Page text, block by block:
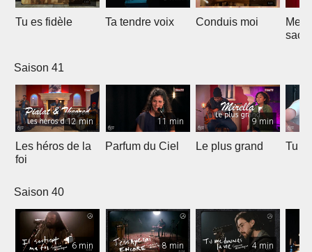
Tu es fidèle Ta tendre voix Conduis moi
Saison 41
12 min
Les héros de la
foi
11 min
Parfum du Ciel
9 min
Le plus grand Tu
Saison 40
6 min 8 min 4 min